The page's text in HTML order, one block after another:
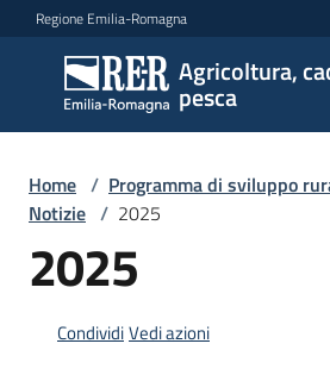
Vai al contenuto
Vai alla navigazione
Vai al footer
Regione Emilia-Romagna
Agricoltura,
pesca
Agricoltura,
caccia e
pesca
Novità
Home / Programma di sviluppo
Notizie / 2025
2025
CondividiVedi azioni